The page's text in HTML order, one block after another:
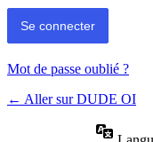
Mot de passe oublié ?
← Aller sur DUDE OI